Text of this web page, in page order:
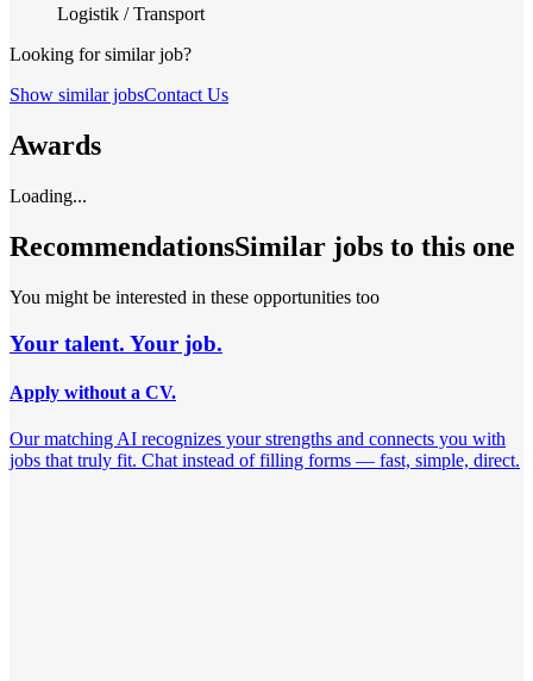
Logistik / Transport
Looking for similar job?
Show similar jobsContact Us
Awards
Loading...
RecommendationsSimilar jobs to this one
You might be interested in these opportunities too
Your talent. Your job.
Apply without a CV.
Our matching AI recognizes your strengths and connects you with
jobs that truly fit. Chat instead of filling forms — fast, simple, direct.